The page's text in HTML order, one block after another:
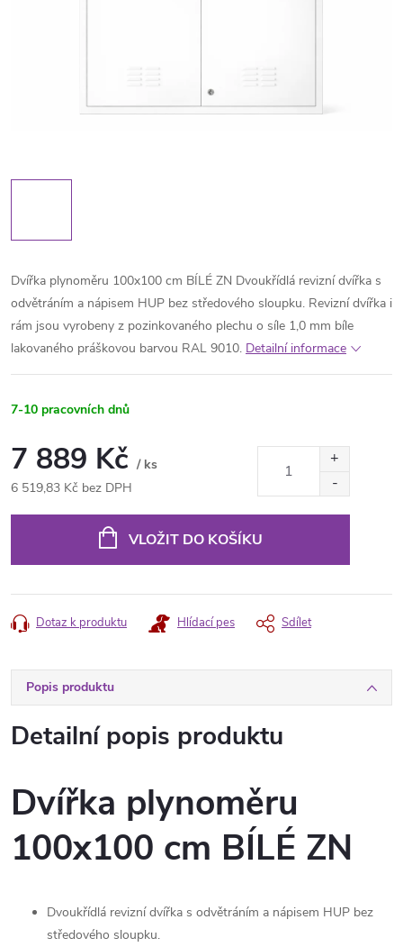
Dvířka plynoměru 100x100 cm BÍLÉ ZN Dvoukřídlá revizní dvířka s
odvětráním a nápisem HUP bez středového sloupku. Revizní dvířka i
rám jsou vyrobeny z pozinkovaného plechu o síle 1,0 mm bíle
lakovaného práškovou barvou RAL 9010. Detailní informace
7-10 pracovních dnů
7 889 Kč / ks
6 519,83 Kč bez DPH
VLOŽIT DO KOŠÍKU
Dotaz k produktu Hlídací pes Sdílet
Popis produktu
Detailní popis produktu
Dvířka plynoměru
100x100 cm BÍLÉ ZN
Dvoukřídlá revizní dvířka s odvětráním a nápisem HUP bez
středového sloupku.